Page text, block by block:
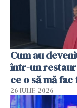
Cum au
într-un
ce o să mă fac
26 IULIE 2026